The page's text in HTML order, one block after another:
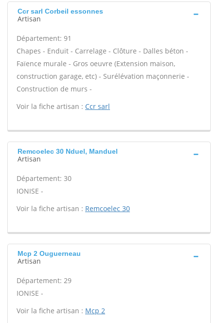
Ccr sarl Corbeil essonnes
Artisan
Département: 91
Chapes - Enduit - Carrelage - Clôture - Dalles béton -
Faïence murale - Gros oeuvre (Extension maison,
construction garage, etc) - Surélévation maçonnerie -
Construction de murs -
Voir la fiche artisan : Ccr sarl
Remcoelec 30 Nduel, Manduel
Artisan
Département: 30
IONISE -
Voir la fiche artisan : Remcoelec 30
Mcp 2 Ouguerneau
Artisan
Département: 29
IONISE -
Voir la fiche artisan : Mcp 2